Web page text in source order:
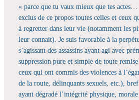
« parce que tu vaux mieux que tes
exclus de ce propos toutes celles et ceux
à regretter dans leur vie (notamment les
leur connait). Je suis favorable à la
s’agissant des assassins ayant agi avec
suppression pure et simple de toute
ceux qui ont commis des violences à
de la route, délinquants sexuels, etc.),
ayant dégradé l’intégrité physique,